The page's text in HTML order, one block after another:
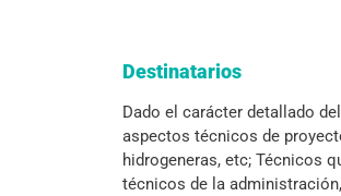
Destinatarios
Dado el carácter detallado
aspectos técnicos de
hidrogeneras, etc; Técnicos
técnicos de la